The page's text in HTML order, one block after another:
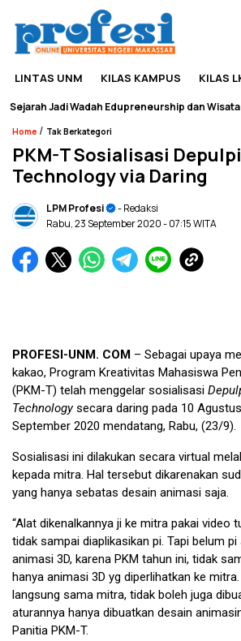
LINTAS UNM KILAS KAMPUS KILAS
Jadi Wadah Edupreneurship dan Wisata
Home / Tak Berkategori
PKM-T Sosialisasi
Technology via Daring
LPM Profesi
- Redaksi
Rabu, 23 September 2020- 07:15 WITA
PROFESI-UNM. COM – Sebagai upaya
kakao, Program Kreativitas Mahasiswa
(PKM-T) telah menggelar sosialisasi
Technologysecara daring pada 10
September 2020 mendatang, Rabu, (23/9).
Sosialisasi ini dilakukan secara virtual
kepada mitra. Hal tersebut dikarenakan
yang hanya sebatas desain animasi saja.
“Alat dikenalkannya ji ke mitra pakai video
tidak sampai diaplikasikan pi. Tapi belum
animasi 3D, karena PKM tahun ini, tidak
hanya animasi 3D yg diperlihatkan ke
langsung sama mitra, tidak boleh juga
aturannya hanya dibuatkan desain
Panitia PKM-T.